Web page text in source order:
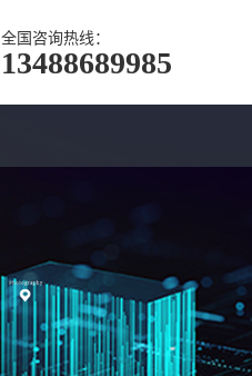
全国咨询热线：
13488689985